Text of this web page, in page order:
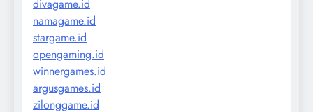
divagame.id
namagame.id
stargame.id
opengaming.id
winnergames.id
argusgames.id
zilonggame.id